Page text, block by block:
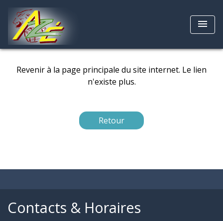
menu
Revenir à la page principale du site internet. Le lien
n'existe plus.
Retour
Contacts & Horaires